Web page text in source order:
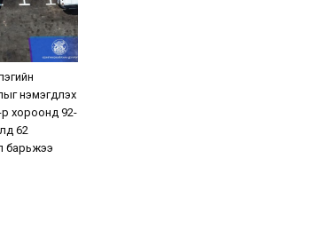
нэмэгдүүлэх
р хороонд 92-
62
барьжээ